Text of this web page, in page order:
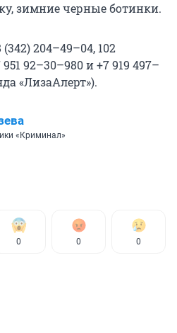
зимние черные ботинки.
204–49–04, 102
92–30–980 и +7 919 497–
«ЛизаАлерт»).
«Криминал»
0 0 0